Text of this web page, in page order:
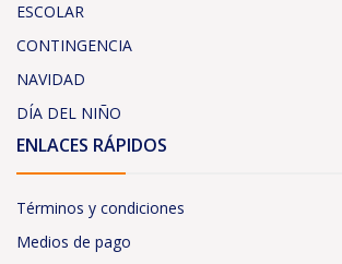
ESCOLAR
CONTINGENCIA
NAVIDAD
DÍA DEL NIÑO
ENLACES RÁPIDOS
Términos y condiciones
Medios de pago